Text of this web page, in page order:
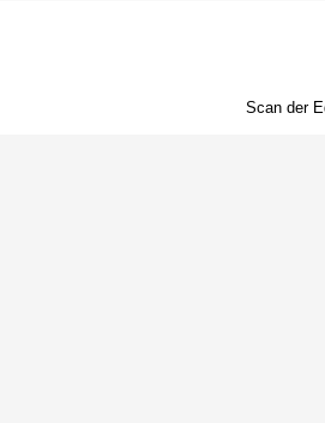
Scan der